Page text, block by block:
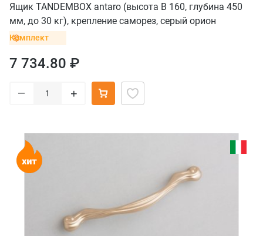
Ящик TANDEMBOX antaro (высота B 160, глубина 450
мм, до 30 кг), крепление саморез, серый орион
Комплект
7 734.80 ₽
– +